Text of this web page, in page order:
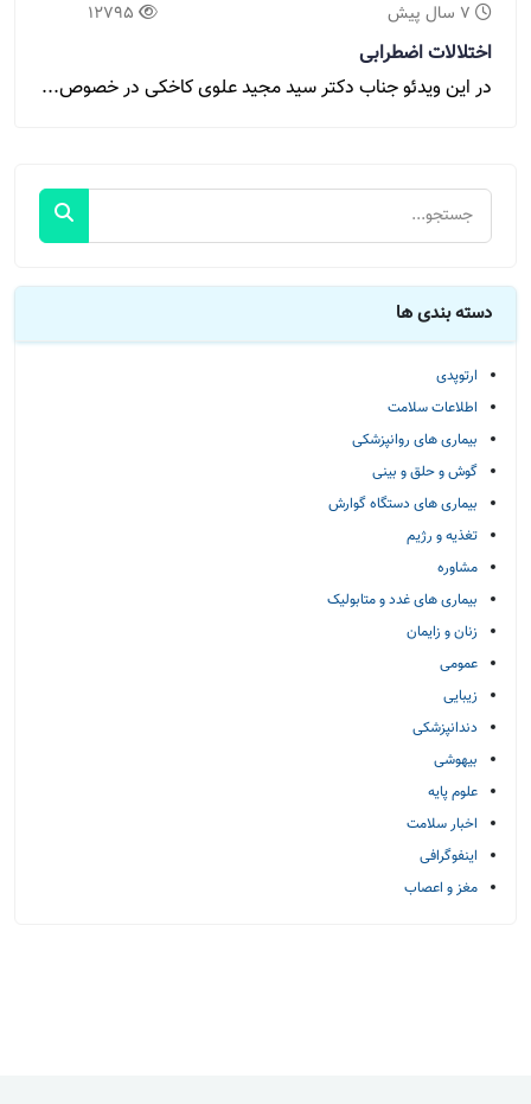
7 سال پیش 12795
اختلالات اضطرابی
در این ویدئو جناب دکتر سید مجید علوی کاخکی در خصوص...
دسته بندی ها
ارتوپدی
اطلاعات سلامت
بیماری های روانپزشکی
گوش و حلق و بینی
بیماری های دستگاه گوارش
تغذیه و رژیم
مشاوره
بیماری های غدد و متابولیک
زنان و زایمان
عمومی
زیبایی
دندانپزشکی
بیهوشی
علوم پایه
اخبار سلامت
اینفوگرافی
مغز و اعصاب